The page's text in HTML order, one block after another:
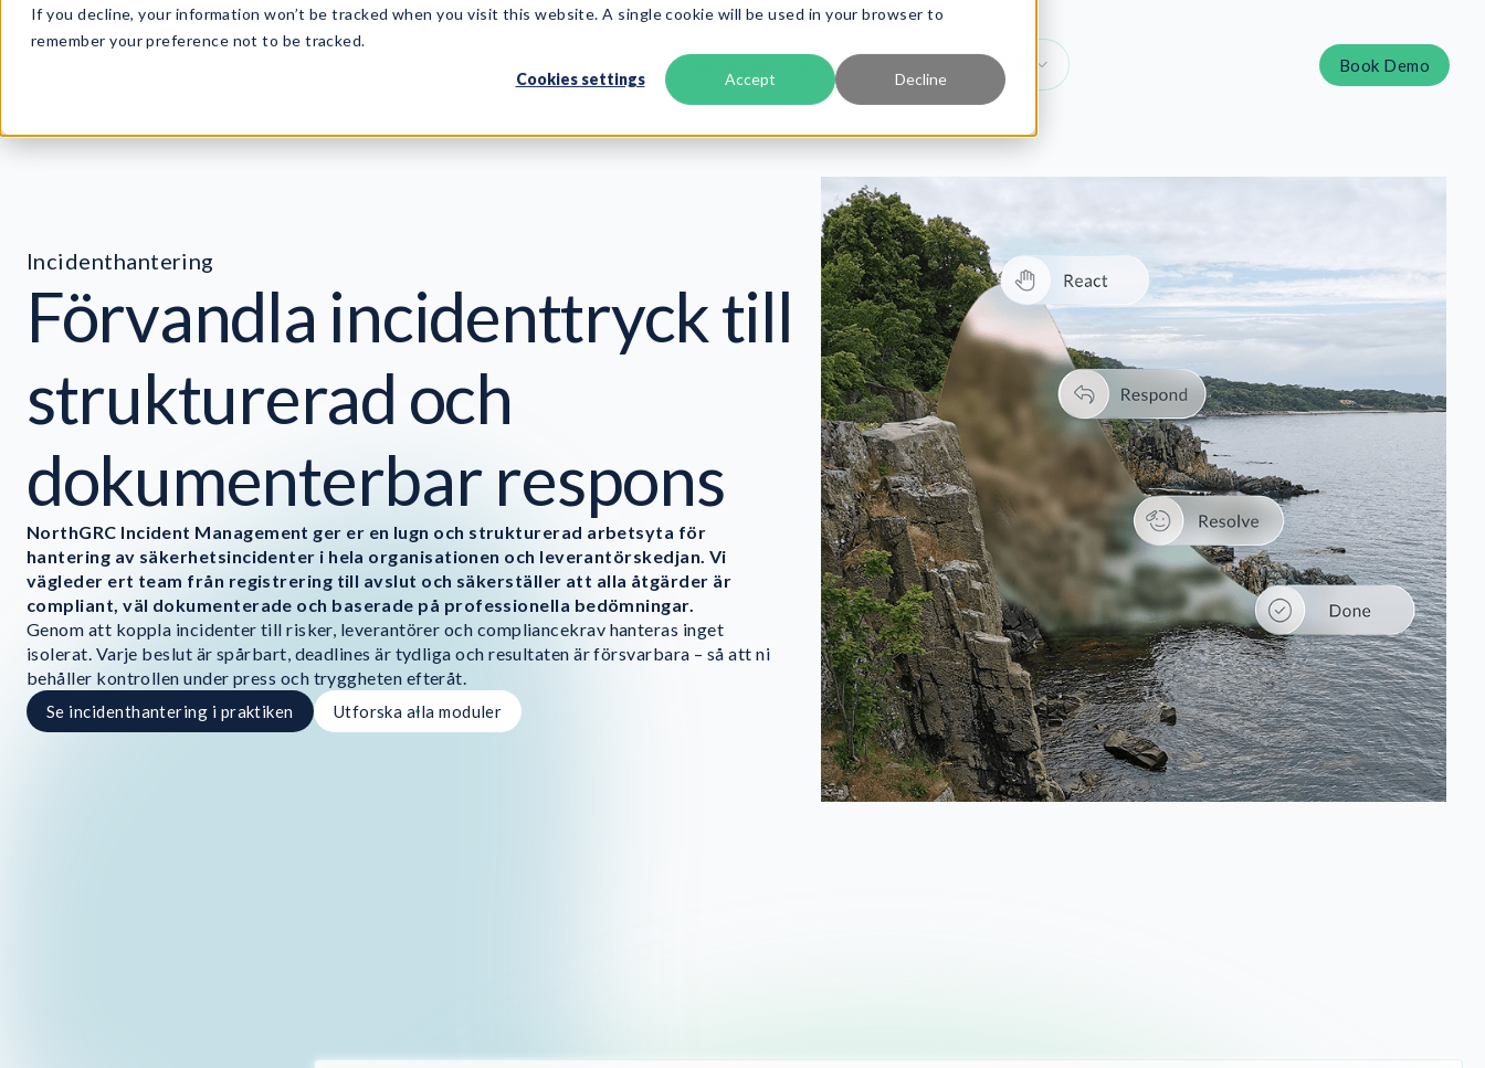
If you decline, your information won’t be tracked when you visit this website. A single cookie will be used in your browser to
remember your preference not to be tracked.
Cookies settings Accept Decline
Tjänster Resurser Book Demo
Incidenthantering
Förvandla incidenttryck till
strukturerad och
dokumenterbar respons
NorthGRC Incident Management ger er en lugn och strukturerad arbetsyta för
hantering av säkerhetsincidenter i hela organisationen och leverantörskedjan. Vi
vägleder ert team från registrering till avslut och säkerställer att alla åtgärder är
compliant, väl dokumenterade och baserade på professionella bedömningar.
Genom att koppla incidenter till risker, leverantörer och compliancekrav hanteras inget
isolerat. Varje beslut är spårbart, deadlines är tydliga och resultaten är försvarbara – så att ni
behåller kontrollen under press och tryggheten efteråt.
Se incidenthantering i praktiken Utforska alla moduler